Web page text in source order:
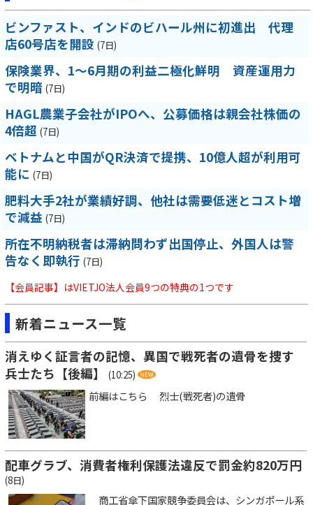
ビンファスト、インドのビハール州に初進出 代理
店60号店を開設 (7日)
保険業界、1～6月期の利益二極化鮮明 資産運用力
で明暗 (7日)
HAGL農業子会社がIPOへ、公募価格は親会社株価の
4倍超 (7日)
ベトナムと中国がQR決済で提携、10億人超が利用可
能に (7日)
肥料大手2社が業績好調、他社は需要低迷とコスト増
で減益 (7日)
所在不明納税者は滞納問わず出国停止、外国人は警
告なく即執行 (7日)
【会員記事】はVIETJO法人会員9つの特典の1つです
新着ニュース一覧
消えゆく証言者の記憶、異国で戦死者の遺骨を捜す
兵士たち【後編】
(10:25)
前編はこちら 烈士(戦死者)の遺骨
配車グラブ、消費者権利保護法違反で罰金約820万円
(8日)
商工省傘下国家競争委員会は、シンガポール系